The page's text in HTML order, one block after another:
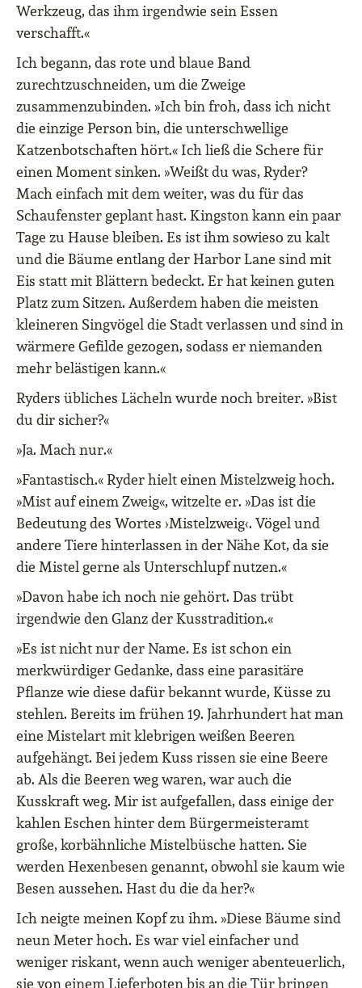
Werkzeug, das ihm irgendwie sein Essen
verschafft.«
Ich begann, das rote und blaue Band
zurechtzuschneiden, um die Zweige
zusammenzubinden. »Ich bin froh, dass ich nicht
die einzige Person bin, die unterschwellige
Katzenbotschaften hört.« Ich ließ die Schere für
einen Moment sinken. »Weißt du was, Ryder?
Mach einfach mit dem weiter, was du für das
Schaufenster geplant hast. Kingston kann ein paar
Tage zu Hause bleiben. Es ist ihm sowieso zu kalt
und die Bäume entlang der Harbor Lane sind mit
Eis statt mit Blättern bedeckt. Er hat keinen guten
Platz zum Sitzen. Außerdem haben die meisten
kleineren Singvögel die Stadt verlassen und sind in
wärmere Gefilde gezogen, sodass er niemanden
mehr belästigen kann.«
Ryders übliches Lächeln wurde noch breiter. »Bist
du dir sicher?«
»Ja. Mach nur.«
»Fantastisch.« Ryder hielt einen Mistelzweig hoch.
»Mist auf einem Zweig«, witzelte er. »Das ist die
Bedeutung des Wortes ›Mistelzweig‹. Vögel und
andere Tiere hinterlassen in der Nähe Kot, da sie
die Mistel gerne als Unterschlupf nutzen.«
»Davon habe ich noch nie gehört. Das trübt
irgendwie den Glanz der Kusstradition.«
»Es ist nicht nur der Name. Es ist schon ein
merkwürdiger Gedanke, dass eine parasitäre
Pflanze wie diese dafür bekannt wurde, Küsse zu
stehlen. Bereits im frühen 19. Jahrhundert hat man
eine Mistelart mit klebrigen weißen Beeren
aufgehängt. Bei jedem Kuss rissen sie eine Beere
ab. Als die Beeren weg waren, war auch die
Kusskraft weg. Mir ist aufgefallen, dass einige der
kahlen Eschen hinter dem Bürgermeisteramt
große, korbähnliche Mistelbüsche hatten. Sie
werden Hexenbesen genannt, obwohl sie kaum wie
Besen aussehen. Hast du die da her?«
Ich neigte meinen Kopf zu ihm. »Diese Bäume sind
neun Meter hoch. Es war viel einfacher und
weniger riskant, wenn auch weniger abenteuerlich,
sie von einem Lieferboten bis an die Tür bringen